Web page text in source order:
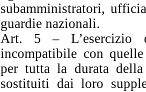
subamministratori,
guardie nazionali.
Art. 5 – L’esercizio
incompatibile con
per tutta la durata
sostituiti dai loro